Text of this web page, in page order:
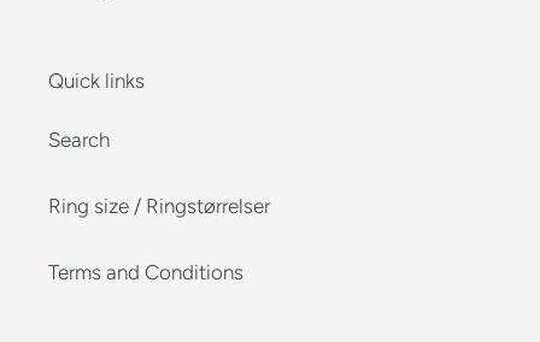
Quick links
Search
Ring size / Ringstørrelser
Terms and Conditions